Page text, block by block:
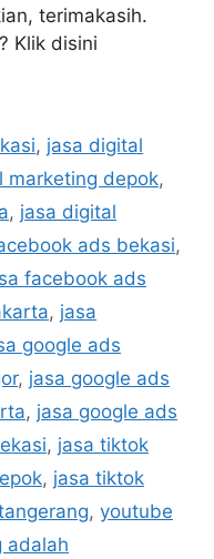
terimakasih.
Klik disini
, jasa digital
marketing depok,
, jasa digital
ads bekasi,
facebook ads
, jasa
google ads
, jasa google ads
, jasa google ads
, jasa tiktok
, jasa tiktok
, youtube
adalah